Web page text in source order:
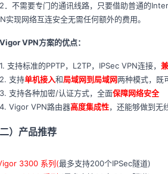
不需要专门的通讯线路，只要借助普通的
实现网络互连安全无需任何额外的费用。
Vigor VPN方案的优点：
支持标准的PPTP，L2TP，IPSec VPN连接，
支持单机接入和局域网到局域网两种模式，既
支持各种加密/认证方式，全面保障网络安全
Vigor VPN路由器高度集成性，还能够做到无
二）产品推荐
3300 系列(最多支持200个IPSec隧道)